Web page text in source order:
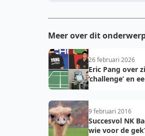
Meer over dit
26 februari 2026
Eric Pang over
‘challenge’ en
9 februari 2016
Succesvol NK
wie voor de